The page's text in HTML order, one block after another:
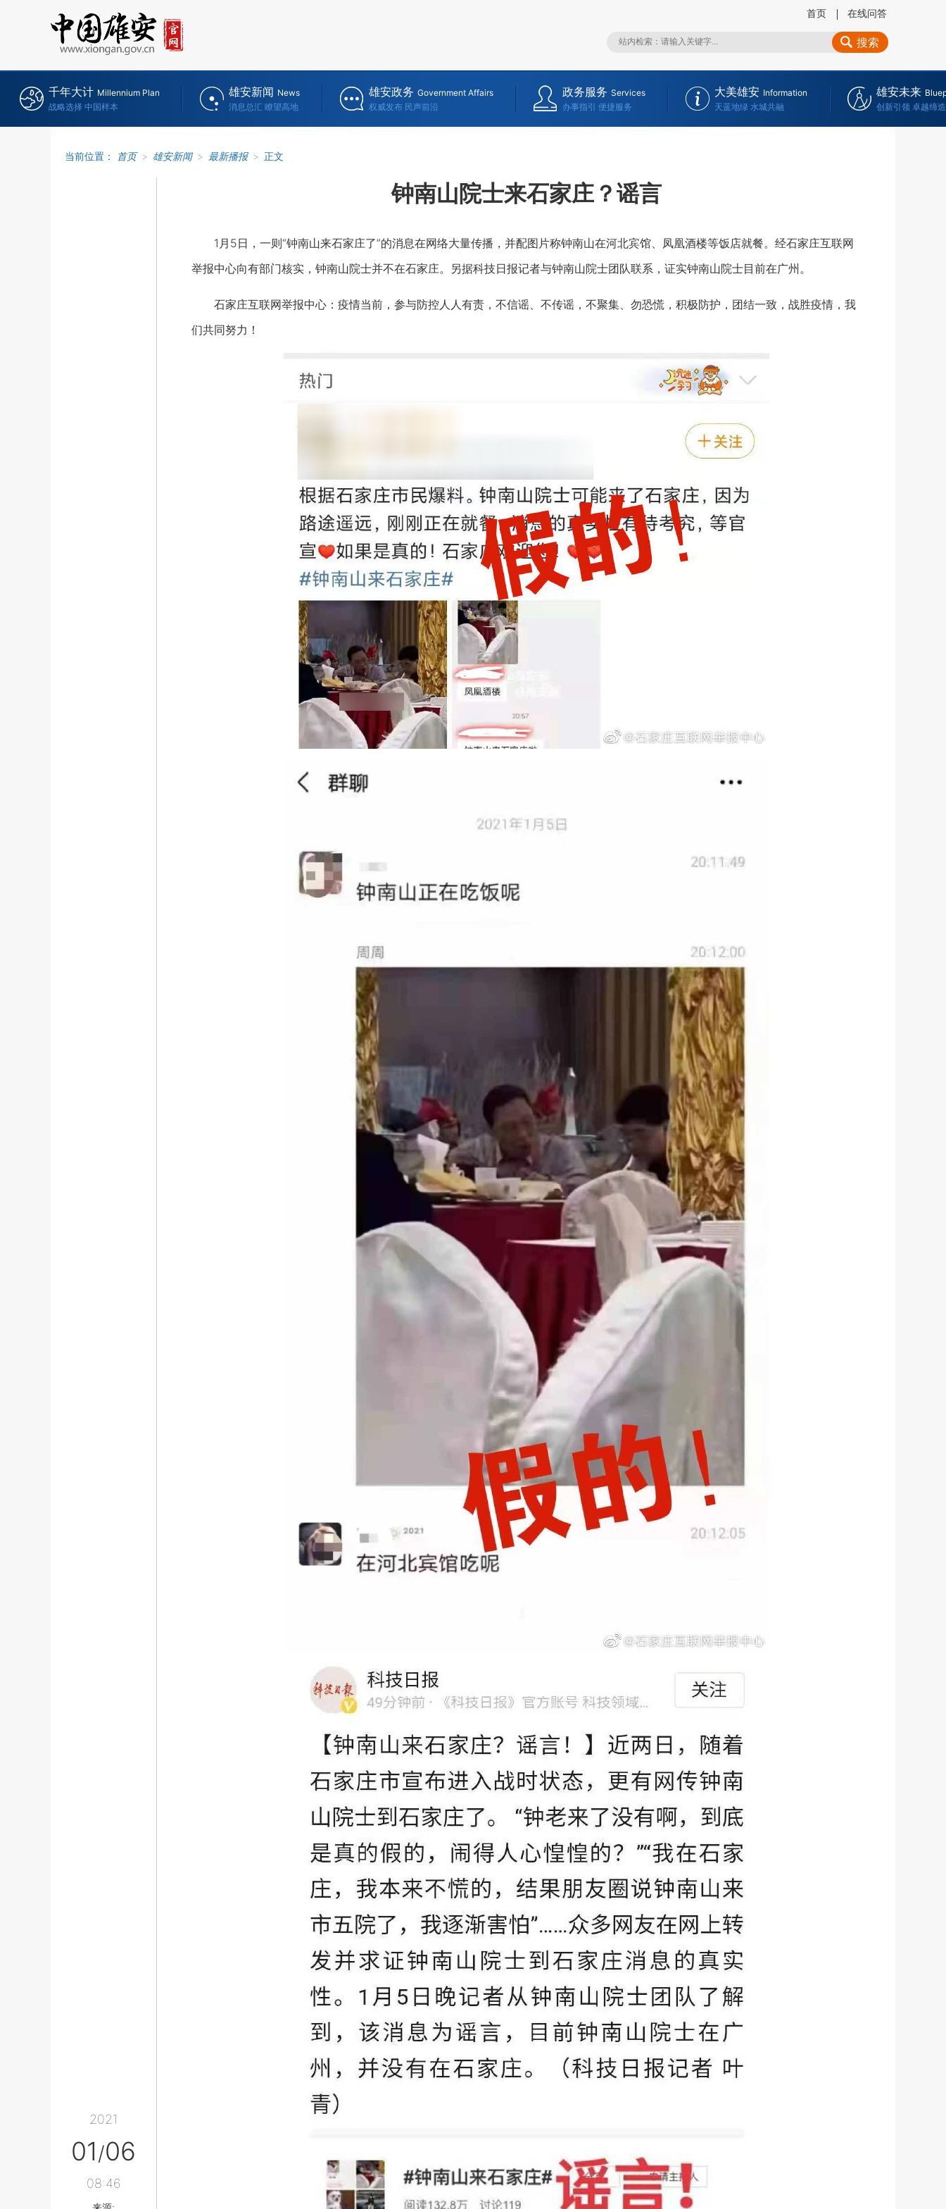
首页 在线问答
搜索
千年大计 Millennium Plan
战略选择 中国样本
雄安新闻 News
消息总汇 瞭望高地
雄安政务 Government Affairs
权威发布 民声前沿
政务服务 Services
办事指引 便捷服务
大美雄安 Information
天蓝地绿 水城共融
雄安未来
创新引领 卓越缔造
当前位置： 首页 > 雄安新闻 > 最新播报 > 正文
2021
01/06
08:46
钟南山院士来石家庄？谣言
1月5日，一则“钟南山来石家庄了”的消息在网络大量传播，并配图片称钟南山在河北宾馆、凤凰酒楼等饭店就餐。经石家庄互联网
举报中心向有部门核实，钟南山院士并不在石家庄。另据科技日报记者与钟南山院士团队联系，证实钟南山院士目前在广州。
石家庄互联网举报中心：疫情当前，参与防控人人有责，不信谣、不传谣，不聚集、勿恐慌，积极防护，团结一致，战胜疫情，我
们共同努力！